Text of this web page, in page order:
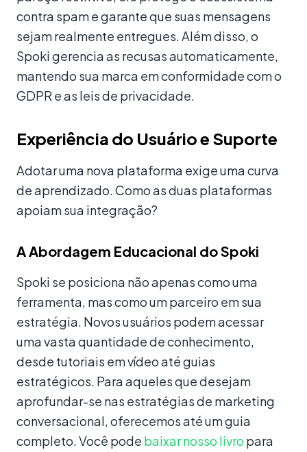
contra spam e garante que suas mensagens
sejam realmente entregues. Além disso, o
Spoki gerencia as recusas automaticamente,
mantendo sua marca em conformidade com o
GDPR e as leis de privacidade.
Experiência do Usuário e Suporte
Adotar uma nova plataforma exige uma curva
de aprendizado. Como as duas plataformas
apoiam sua integração?
A Abordagem Educacional do Spoki
Spoki se posiciona não apenas como uma
ferramenta, mas como um parceiro em sua
estratégia. Novos usuários podem acessar
uma vasta quantidade de conhecimento,
desde tutoriais em vídeo até guias
estratégicos. Para aqueles que desejam
aprofundar-se nas estratégias de marketing
conversacional, oferecemos até um guia
completo. Você pode baixar nosso livro para